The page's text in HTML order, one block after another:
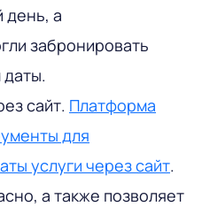
день, а
забронировать
сайт. Платформа
для
услуги через сайт.
а также позволяет